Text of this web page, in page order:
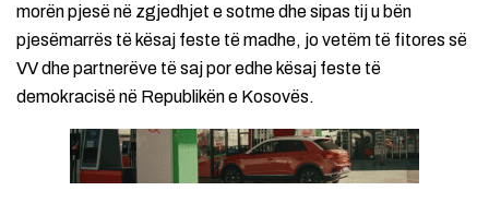
morën pjesë në zgjedhjet e sotme dhe sipas tij u bën
pjesëmarrës të kësaj feste të madhe, jo vetëm të fitores së
VV dhe partnerëve të saj por edhe kësaj feste të
demokracisë në Republikën e Kosovës.